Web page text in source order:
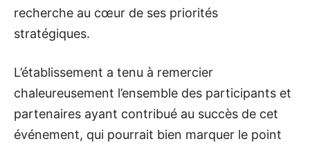
recherche au cœur de ses priorités
stratégiques.
L’établissement a tenu à remercier
chaleureusement l’ensemble des participants et
partenaires ayant contribué au succès de cet
événement, qui pourrait bien marquer le point